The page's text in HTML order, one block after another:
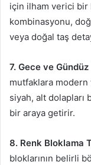
için ilham verici bir
kombinasyonu,
veya doğal taş
7. Gece ve Gündüz
mutfaklara modern
siyah, alt dolapları
bir araya getirir.
8. Renk Bloklama
bloklarının belirli